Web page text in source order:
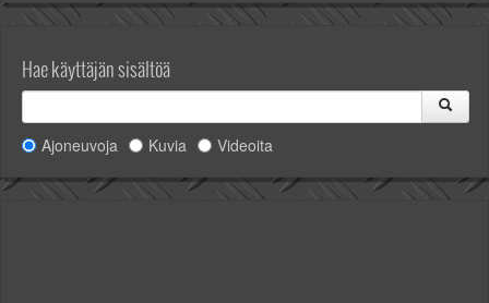
Hae käyttäjän sisältöä
Ajoneuvoja Kuvia Videoita